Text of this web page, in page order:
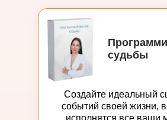
судьбы
Создайте идеальный
событий своей жизни,
исполнятся все ваши